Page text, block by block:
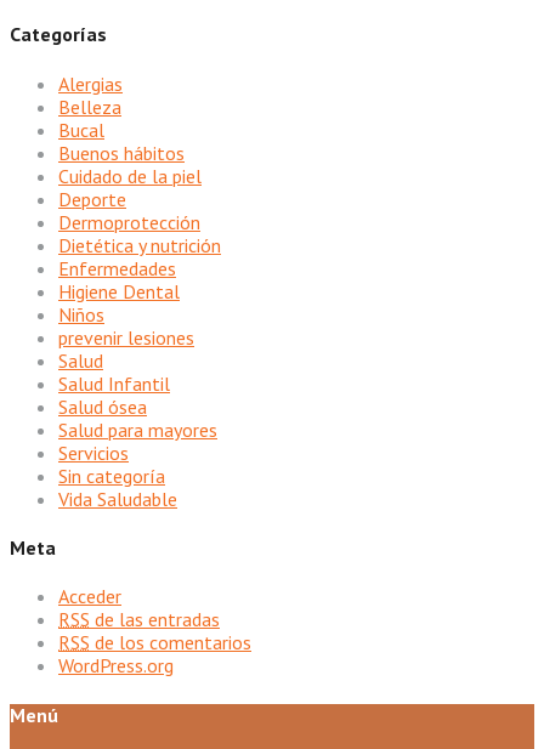
Categorías
Alergias
Belleza
Bucal
Buenos hábitos
Cuidado de la piel
Deporte
Dermoprotección
Dietética y nutrición
Enfermedades
Higiene Dental
Niños
prevenir lesiones
Salud
Salud Infantil
Salud ósea
Salud para mayores
Servicios
Sin categoría
Vida Saludable
Meta
Acceder
RSS de las entradas
RSS de los comentarios
WordPress.org
Menú